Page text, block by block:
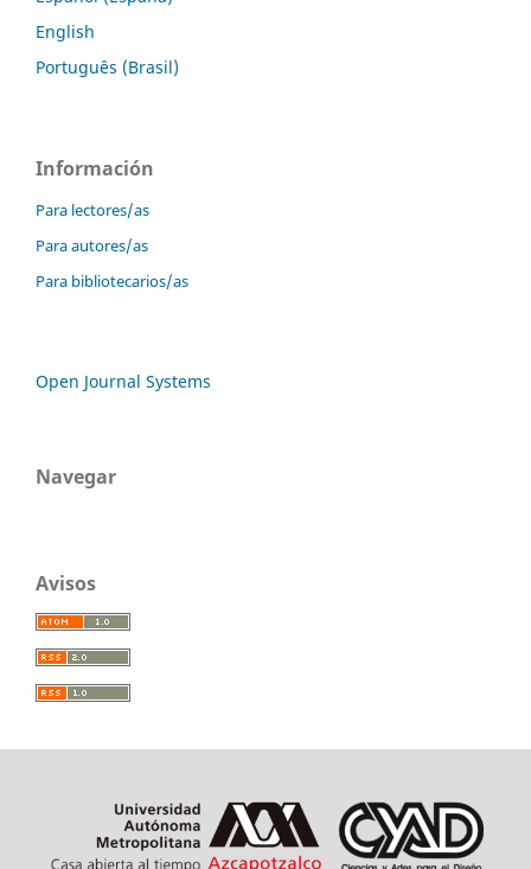
English
Português (Brasil)
Información
Para lectores/as
Para autores/as
Para bibliotecarios/as
Open Journal Systems
Navegar
Avisos